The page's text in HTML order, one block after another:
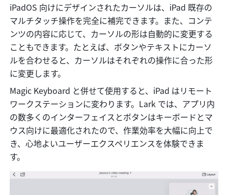
iPadOS 向けにデザインされたカーソルは、iPad 既存の
マルチタッチ操作を完全に補完できます。また、コンテ
ンツの内容に応じて、カーソルの形は自動的に変更する
こともできます。たとえば、ボタンやテキストにカーソ
ルを合わせると、カーソルはそれぞれの操作に合った形
に変更します。
Magic Keyboard と併せて使用すると、iPad はリモート
ワークステーションに変わります。Lark では、アプリ内
の数多くのインターフェイスとボタンはキーボードとマ
ウス向けに最適化されたので、作業効率を大幅に向上で
き、心地よいユーザーエクスペリエンスを体験できま
す。